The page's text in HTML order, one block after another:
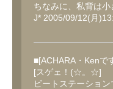
ちなみに、私背は
J* 2005/09/12(月
■[ACHARA・Kenで
[スゲェ！(☆。☆]
ビートステーショ